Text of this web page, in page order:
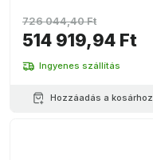
514 919,94 Ft
726 044,40 Ft
Ingyenes szállítás
Hozzáadás a kosárhoz